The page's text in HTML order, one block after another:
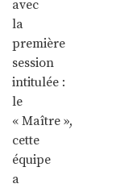
avec
la
première
session
intitulée :
le
« Maître »,
cette
équipe
a